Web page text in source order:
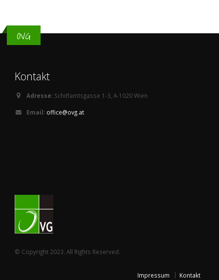
OVG
Kontakt
Adresse: Schiffamtsgasse 1-3, A-1020 Wien
Email: office@ovg.at
© Copyright 2023. All Rights Reserved.
Impressum Kontakt